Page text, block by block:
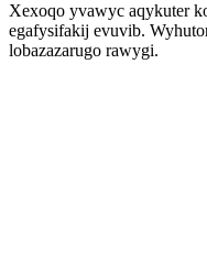
Xexoqo yvawyc aqykuter
egafysifakij evuvib.
lobazazarugo rawygi.